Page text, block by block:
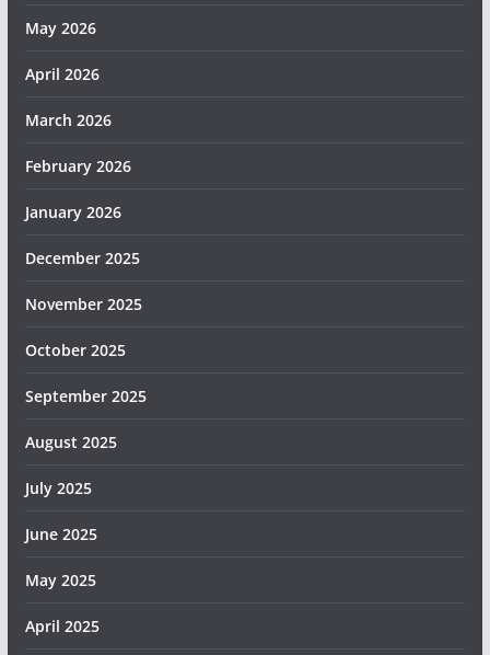
May 2026
April 2026
March 2026
February 2026
January 2026
December 2025
November 2025
October 2025
September 2025
August 2025
July 2025
June 2025
May 2025
April 2025